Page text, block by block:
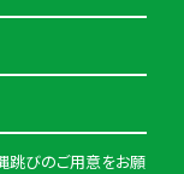
跳びのご用意をお願